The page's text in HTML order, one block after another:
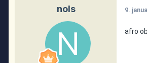
nols 9.
afro